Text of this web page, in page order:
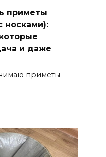
приметы
носками):
и даже
приметы